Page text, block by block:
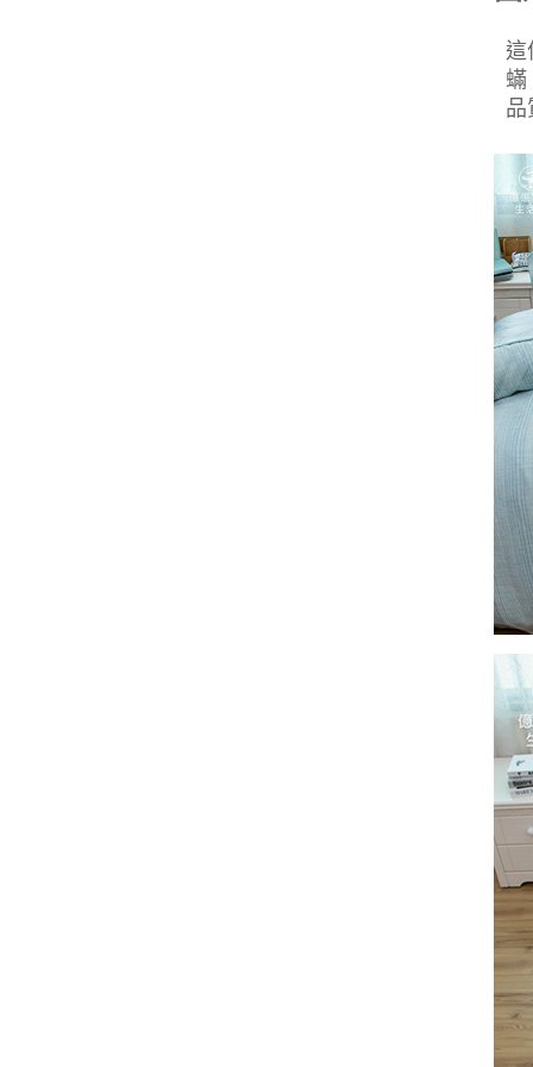
這
蟎
品